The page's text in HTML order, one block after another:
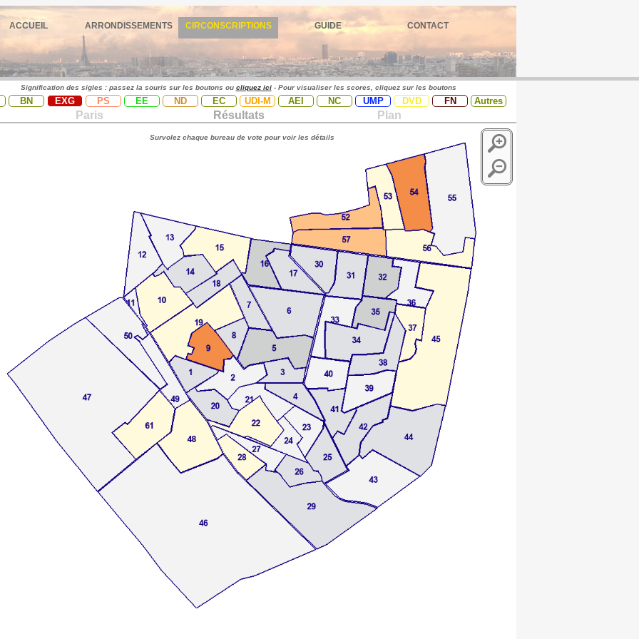
ACCUEIL ARRONDISSEMENTS CIRCONSCRIPTIONS GUIDE CONTACT
Signification des sigles : passez la souris sur les boutons ou cliquez ici- Pour visualiser les scores, cliquez sur les boutons
BN EXG PS EE ND EC UDI-M AEI NC UMP DVD FN Autres
Paris Résultats Plan
Survolez chaque bureau de vote pour voir les détails